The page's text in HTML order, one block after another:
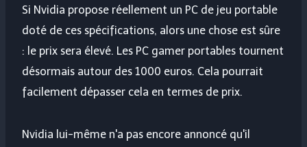
Si Nvidia propose réellement un PC de jeu portable
doté de ces spécifications, alors une chose est sûre
: le prix sera élevé. Les PC gamer portables tournent
désormais autour des 1000 euros. Cela pourrait
facilement dépasser cela en termes de prix.
Nvidia lui-même n'a pas encore annoncé qu'il